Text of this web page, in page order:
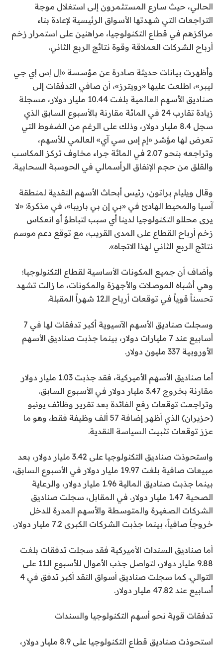
الحالي، حيث سارع المستثمرون إلى استغلال موجة
التراجعات التي شهدتها الأسواق الرئيسية لإعادة بناء
مراكزهم في قطاع التكنولوجيا، مراهنين على استمرار زخم
أرباح الشركات العملاقة وقوة نتائج الربع الثاني.
وأظهرت بيانات حديثة صادرة عن مؤسسة «إل إس إي جي
ليبر»، اطلعت عليها «رويترز»، أن صافي التدفقات إلى
صناديق الأسهم العالمية بلغت 10.44 مليار دولار، مسجلة
زيادة تقارب 24 في المائة مقارنة بالأسبوع السابق الذي
سجل 8.4 مليار دولار، وذلك على الرغم من الضغوط التي
تعرض لها مؤشر «إم إس سي آي» العالمي للأسهم،
وتراجعه بنحو 2.07 في المائة جراء مخاوف تركز المكاسب
والقلق من حجم الإنفاق الرأسمالي في الحوسبة السحابية.
وقال ويليام براتون، رئيس أبحاث الأسهم النقدية لمنطقة
آسيا والمحيط الهادئ في «بي إن بي باريبا»، في مذكرة: «لا
يرى محللو التكنولوجيا لدينا أي سبب لتباطؤ أو انعكاس
زخم أرباح القطاع على المدى القريب، مع توقع دعم موسم
نتائج الربع الثاني لهذا الاتجاه».
وأضاف أن جميع المكونات الأساسية لقطاع التكنولوجيا؛
وهي أشباه الموصلات والأجهزة والمكونات، ما زالت تشهد
تحسناً قوياً في توقعات أرباح الـ12 شهراً المقبلة.
وسجلت صناديق الأسهم الآسيوية أكبر تدفقات لها في 7
أسابيع عند 7 مليارات دولار، بينما جذبت صناديق الأسهم
الأوروبية 337 مليون دولار.
أما صناديق الأسهم الأميركية، فقد جذبت 1.03 مليار دولار
مقارنة بخروج 3.47 مليار دولار في الأسبوع السابق.
وتراجعت توقعات رفع الفائدة بعد تقرير وظائف يونيو
(حزيران) الذي أظهر إضافة 57 ألف وظيفة فقط، وهو ما
عزز توقعات تثبيت السياسة النقدية.
واستحوذت صناديق التكنولوجيا على 3.42 مليار دولار، بعد
مبيعات صافية بلغت 19.97 مليار دولار في الأسبوع السابق،
بينما جذبت صناديق المالية 1.96 مليار دولار، والرعاية
الصحية 1.47 مليار دولار. في المقابل، سجلت صناديق
الشركات الصغيرة والمتوسطة والأسهم المدرة للدخل
خروجاً صافياً، بينما جذبت الشركات الكبرى 7.2 مليار دولار.
أما صناديق السندات الأميركية فقد سجلت تدفقات بلغت
9.88 مليار دولار، لتواصل جذب الأموال للأسبوع الـ11 على
التوالي. كما سجلت صناديق أسواق النقد أكبر تدفق في 4
أسابيع عند 47.82 مليار دولار.
تدفقات قوية نحو أسهم التكنولوجيا والسندات
استحوذت صناديق قطاع التكنولوجيا على 8.9 مليار دولار،